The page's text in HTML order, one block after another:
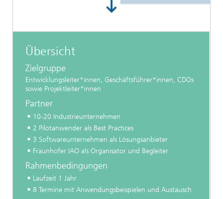
Übersicht
Zielgruppe
Entwicklungsleiter*innen, Geschäftsführer*innen, CDOs
sowie Projektleiter*innen
Partner
10-20 Industrieunternehmen
2 Pilotanwender als Best Practices
3 Softwareunternehmen als Lösungsanbieter
Fraunhofer IAO als Organisator und Begleiter
Rahmenbedingungen
Laufzeit 1 Jahr
8 Termine mit Anwendungsbeispielen und Austausch